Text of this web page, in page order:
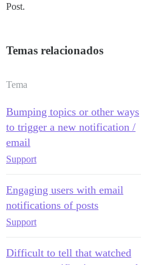
Post.
Temas relacionados
Tema
Bumping topics or other ways
to trigger a new notification /
email
Support
Engaging users with email
notifications of posts
Support
Difficult to tell that watched